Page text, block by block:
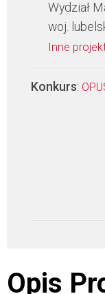
Wydział
woj.
Inne
Konkurs:
Opis